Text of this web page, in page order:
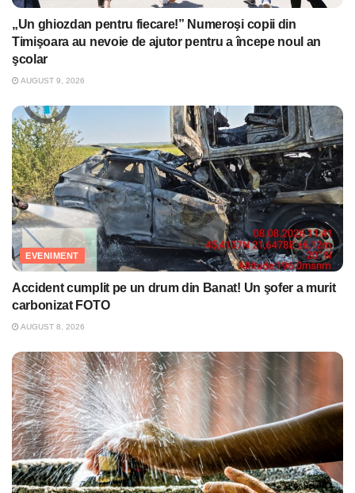
„Un ghiozdan pentru fiecare!” Numeroşi copii din
Timişoara au nevoie de ajutor pentru a începe noul an
şcolar
AUGUST 9, 2026
EVENIMENT
Accident cumplit pe un drum din Banat! Un şofer a murit
carbonizat FOTO
AUGUST 8, 2026